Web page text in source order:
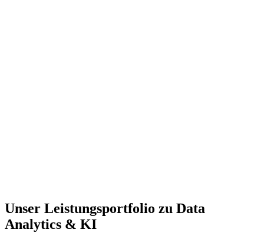
Unser Leistungsportfolio zu Data
Analytics & KI